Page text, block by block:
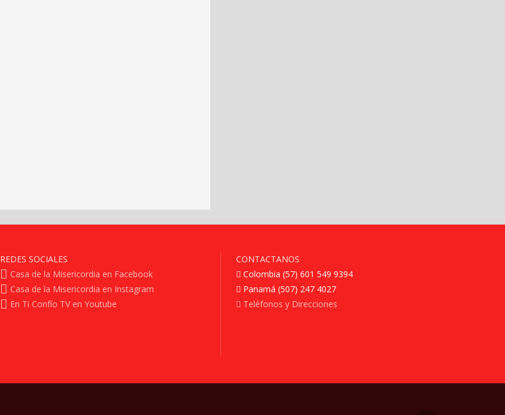
REDES SOCIALES
Casa de la Misericordia en Facebook
Casa de la Misericordia en Instagram
En Ti Confío TV en Youtube
CONTACTANOS
Colombia (57) 601 549 9394
Panamá (507) 247 4027
Teléfonos y Direcciones